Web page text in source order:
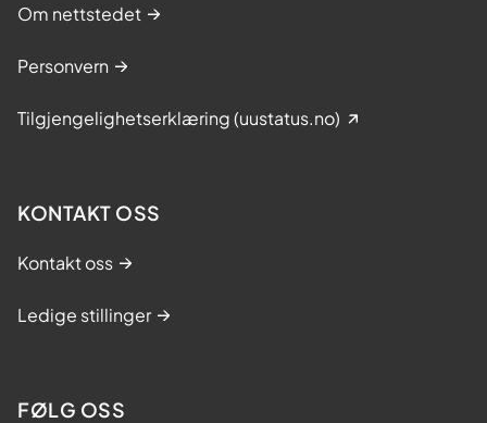
Om nettstedet
Personvern
Tilgjengelighetserklæring (uustatus.no)
KONTAKT OSS
Kontakt oss
Ledige stillinger
FØLG OSS